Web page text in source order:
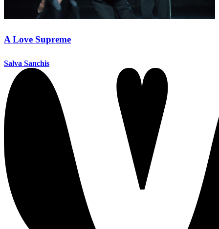
A Love Supreme
Salva Sanchis